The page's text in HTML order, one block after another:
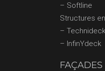
– Softline
Structures
– Technideck
– InfinYdeck
FAÇADES